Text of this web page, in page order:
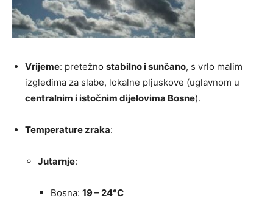
Vrijeme: pretežno stabilno i sunčano, s vrlo malim
izgledima za slabe, lokalne pljuskove (uglavnom u
centralnim i istočnim dijelovima Bosne).
Temperature zraka:
Jutarnje:
Bosna: 19 – 24°C